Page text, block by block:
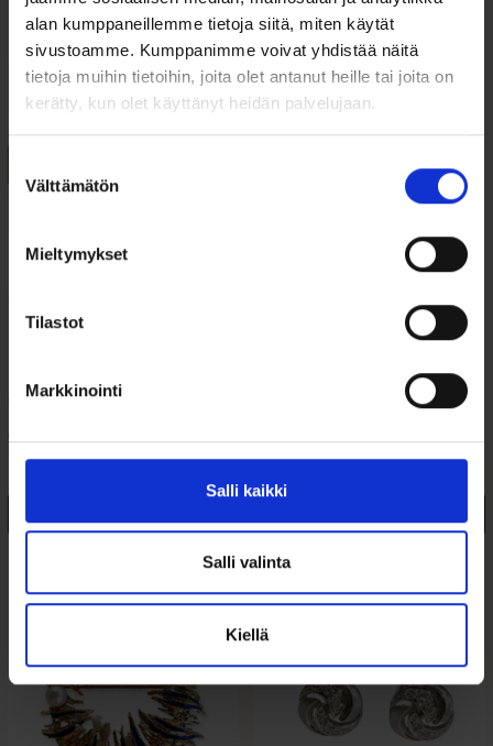
alan kumppaneillemme tietoja siitä, miten käytät
sivustoamme. Kumppanimme voivat yhdistää näitä
tietoja muihin tietoihin, joita olet antanut heille tai joita on
kerätty, kun olet käyttänyt heidän palvelujaan.
valinta
Välttämätön
Mieltymykset
Tilastot
Markkinointi
Salli kaikki
Salli valinta
Kiellä
Naisten Vintage
4 995,00€
Puudeliriipus Kultaa